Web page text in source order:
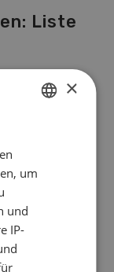
Liste
×
um
und
IP-